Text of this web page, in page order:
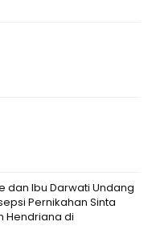
dan Ibu Darwati Undang
Pernikahan Sinta
Hendriana di